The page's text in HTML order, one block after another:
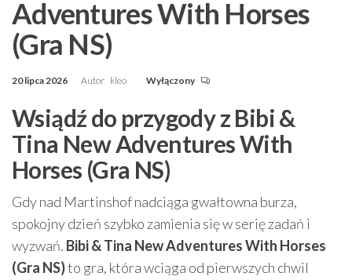
Adventures With Horses
(Gra NS)
20 lipca 2026 Autor kleo Wyłączony
Wsiądź do przygody z Bibi &
Tina New Adventures With
Horses (Gra NS)
Gdy nad Martinshof nadciąga gwałtowna burza,
spokojny dzień szybko zamienia się w serię zadań i
wyzwań. Bibi & Tina New Adventures With Horses
(Gra NS)to gra, która wciąga od pierwszych chwil